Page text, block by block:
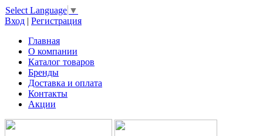
Select Language ▼
Вход | Регистрация
Главная
О компании
Каталог товаров
Бренды
Доставка и оплата
Контакты
Акции